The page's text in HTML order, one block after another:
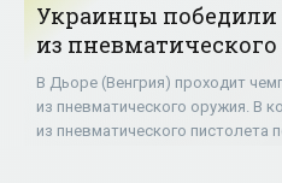
Украинцы победили
из пневматического
командном турнире
В Дьоре (Венгрия) проходит
из пневматического оружия. В
из пневматического пистолета